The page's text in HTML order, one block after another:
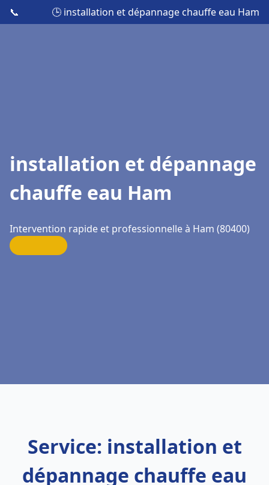
📞 🕒 installation et dépannage chauffe eau Ham
installation et dépannage
chauffe eau Ham
Intervention rapide et professionnelle à Ham (80400)
Service: installation et
dépannage chauffe eau